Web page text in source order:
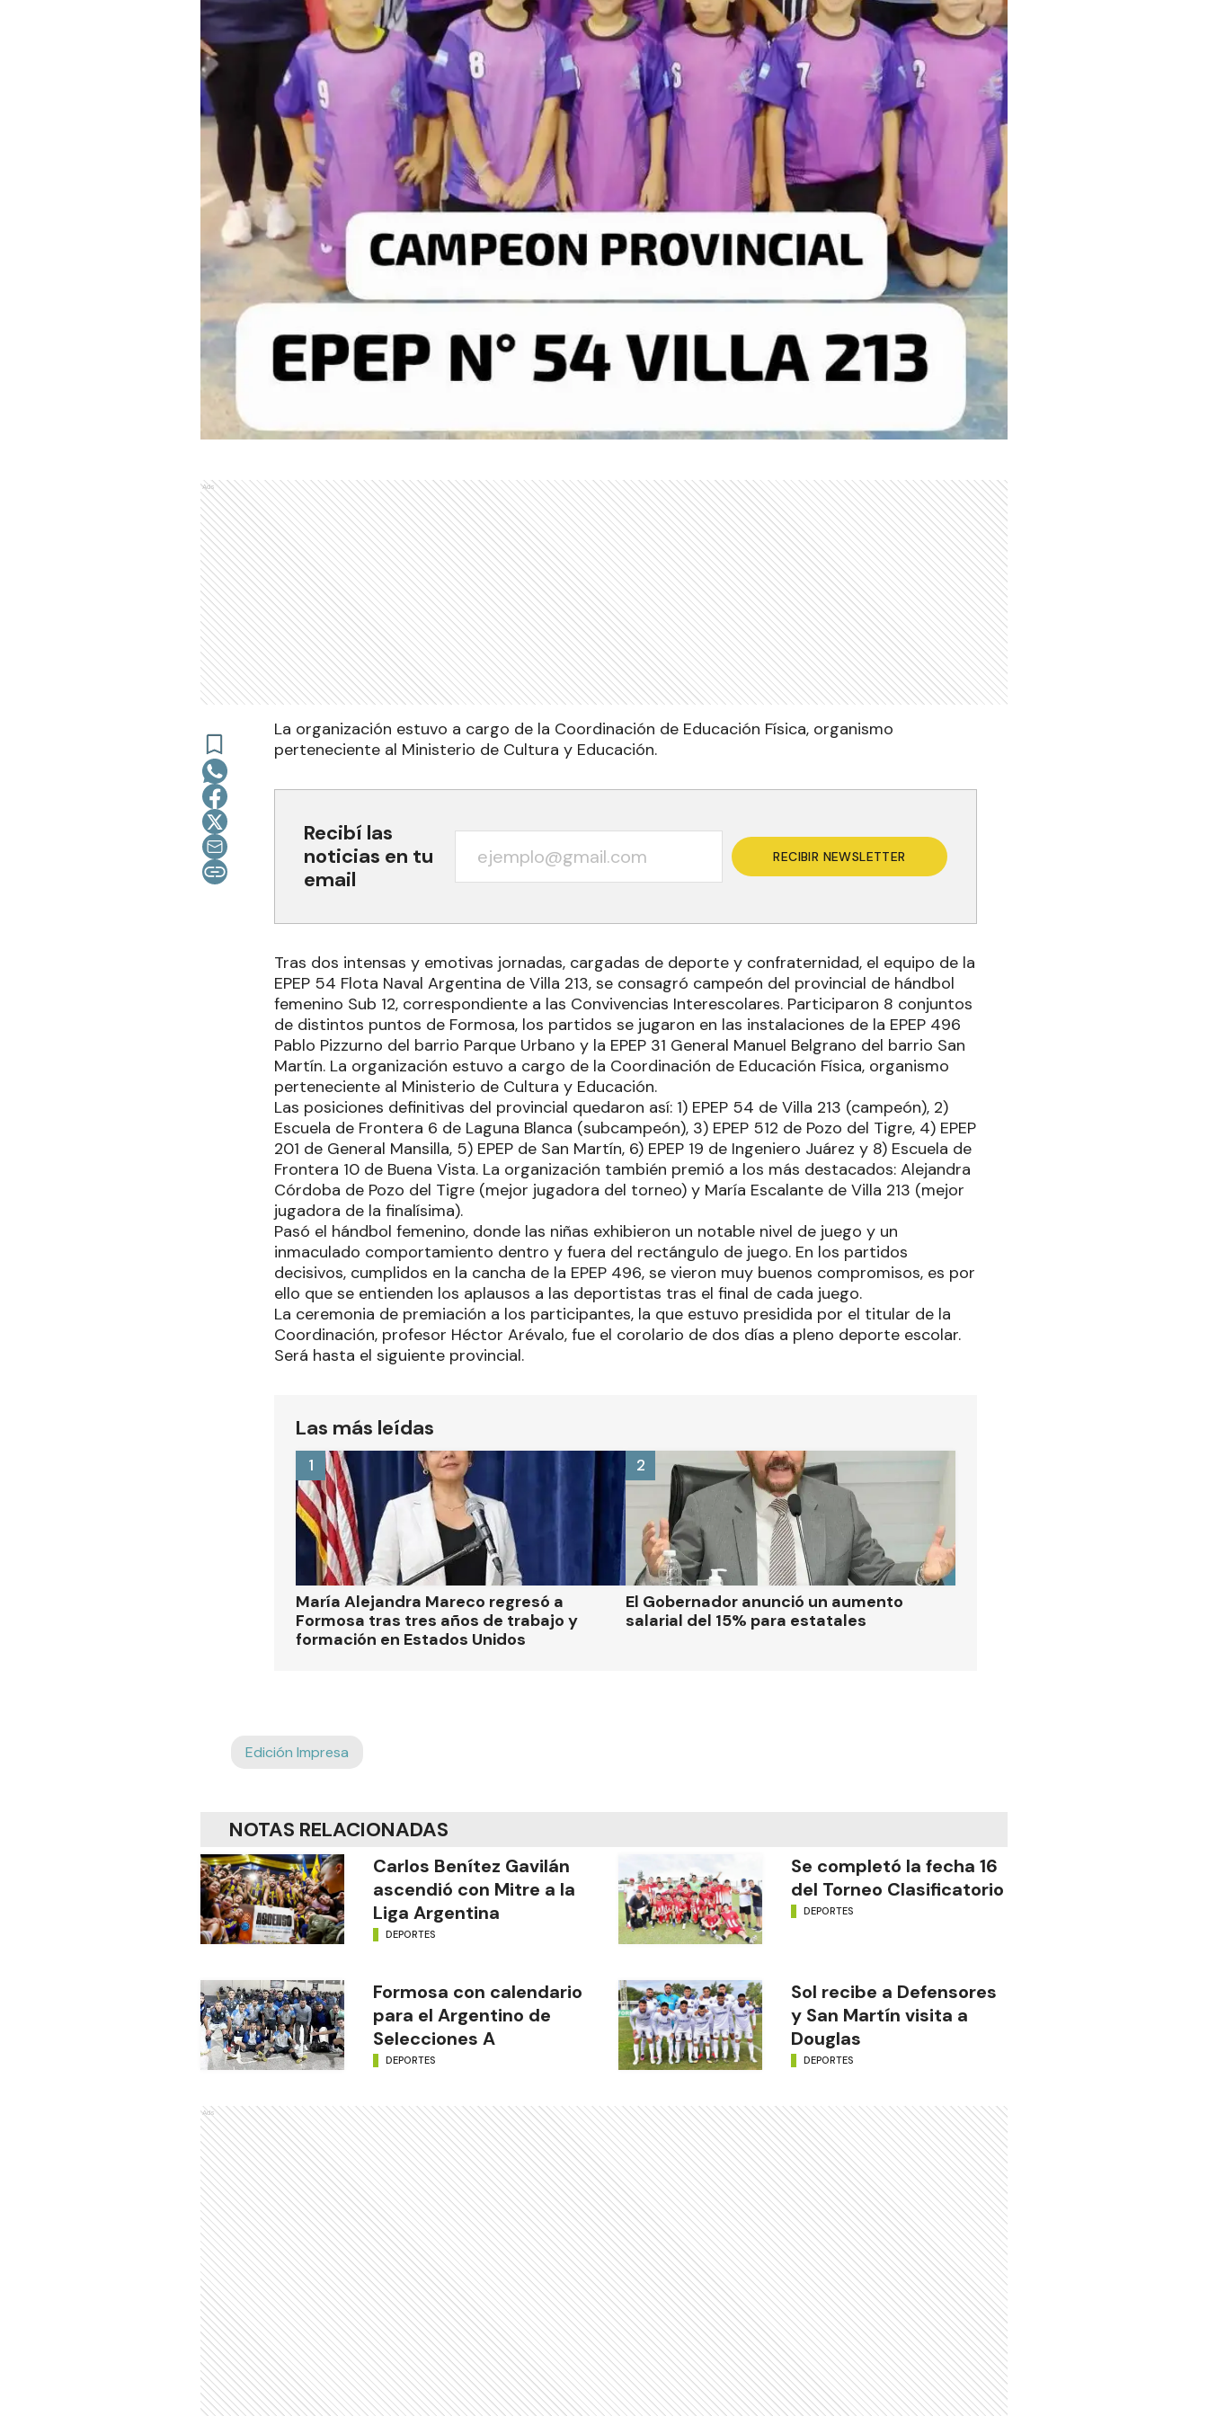
Ads
La organización estuvo a cargo de la Coordinación de Educación Física, organismo
perteneciente al Ministerio de Cultura y Educación.
Recibí las
noticias en tu
email
RECIBIR NEWSLETTER
Tras dos intensas y emotivas jornadas, cargadas de deporte y confraternidad, el equipo de la
EPEP 54 Flota Naval Argentina de Villa 213, se consagró campeón del provincial de hándbol
femenino Sub 12, correspondiente a las Convivencias Interescolares. Participaron 8 conjuntos
de distintos puntos de Formosa, los partidos se jugaron en las instalaciones de la EPEP 496
Pablo Pizzurno del barrio Parque Urbano y la EPEP 31 General Manuel Belgrano del barrio San
Martín. La organización estuvo a cargo de la Coordinación de Educación Física, organismo
perteneciente al Ministerio de Cultura y Educación.
Las posiciones definitivas del provincial quedaron así: 1) EPEP 54 de Villa 213 (campeón), 2)
Escuela de Frontera 6 de Laguna Blanca (subcampeón), 3) EPEP 512 de Pozo del Tigre, 4) EPEP
201 de General Mansilla, 5) EPEP de San Martín, 6) EPEP 19 de Ingeniero Juárez y 8) Escuela de
Frontera 10 de Buena Vista. La organización también premió a los más destacados: Alejandra
Córdoba de Pozo del Tigre (mejor jugadora del torneo) y María Escalante de Villa 213 (mejor
jugadora de la finalísima).
Pasó el hándbol femenino, donde las niñas exhibieron un notable nivel de juego y un
inmaculado comportamiento dentro y fuera del rectángulo de juego. En los partidos
decisivos, cumplidos en la cancha de la EPEP 496, se vieron muy buenos compromisos, es por
ello que se entienden los aplausos a las deportistas tras el final de cada juego.
La ceremonia de premiación a los participantes, la que estuvo presidida por el titular de la
Coordinación, profesor Héctor Arévalo, fue el corolario de dos días a pleno deporte escolar.
Será hasta el siguiente provincial.
Las más leídas
María Alejandra Mareco regresó a
Formosa tras tres años de trabajo y
formación en Estados Unidos
1
El Gobernador anunció un aumento
salarial del 15% para estatales
2
Edición Impresa
NOTAS RELACIONADAS
Carlos Benítez Gavilán
ascendió con Mitre a la
Liga Argentina
DEPORTES
Se completó la fecha 16
del Torneo Clasificatorio
DEPORTES
Formosa con calendario
para el Argentino de
Selecciones A
DEPORTES
Sol recibe a Defensores
y San Martín visita a
Douglas
DEPORTES
Ads